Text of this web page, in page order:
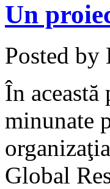
Un
Posted by
În
minunate
Global